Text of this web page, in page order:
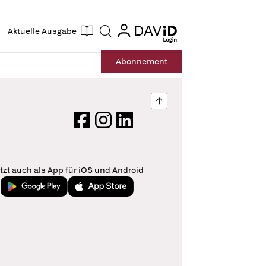
Aktuelle Ausgabe Suche login
login
Abonnement
Nach oben springen
FacebookInstagram
LinkedIn
auch als App für iOS und Android
Jetzt bei Google PlayLaden im App Store